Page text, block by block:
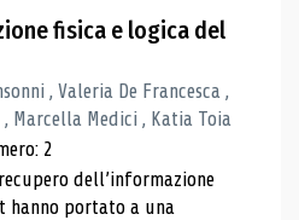
fisica e logica del
, Valeria De Francesca ,
, Marcella Medici , Katia Toia
2
dell’informazione
portato a una